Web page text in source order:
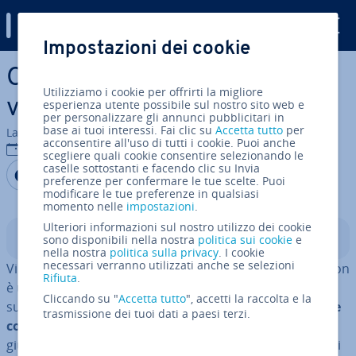
Vai al contenuto prin­ci­pa­le
Come iniziare un blog di
viaggi: consigli e trucchi
La redazione di IONOS
02 feb 2022
Condividi via Facebook
Condividi via Twitter
Condividi via LinkedIN
Aggiungi come fonte
preferita su Google
Indice
Vi piace viaggiare e scrivere? Iniziare un blog di viaggi non
è un’idea in­ve­ro­si­mi­le. Tuttavia, un blog di viaggi di
successo non richiede solode­sti­na­zio­ni in­te­res­san­ti e
contenuti di qualità
, ma avrete anche bisogno del
giusto sistema di blogging o software che lo supporti. Vi
Impostazioni dei cookie
Utilizziamo i cookie per offrirti la migliore
esperienza utente possibile sul nostro sito web e
per personalizzare gli annunci pubblicitari in
base ai tuoi interessi. Fai clic suAccetta tutto per
acconsentire all'uso di tutti i cookie. Puoi anche
scegliere quali cookie consentire selezionando le
caselle sottostanti e facendo clic su Invia
preferenze per confermare le tue scelte. Puoi
modificare le tue preferenze in qualsiasi
momento nelle impostazioni.
Ulteriori informazioni sul nostro utilizzo dei cookie
sono disponibili nella nostra politica sui cookie e
nella nostra politica sulla privacy. I cookie
necessari verranno utilizzati anche se selezioni
Rifiuta.
Cliccando su "Accetta tutto", accetti la raccolta e la
trasmissione dei tuoi dati a paesi terzi.